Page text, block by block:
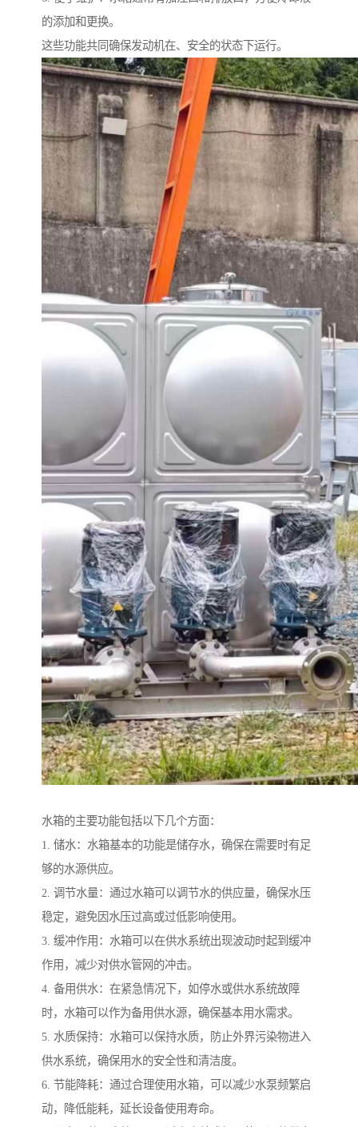
的添加和更换。
这些功能共同确保发动机在、安全的状态下运行。
水箱的主要功能包括以下几个方面：
1. 储水：水箱基本的功能是储存水，确保在需要时有足
够的水源供应。
2. 调节水量：通过水箱可以调节水的供应量，确保水压
稳定，避免因水压过高或过低影响使用。
3. 缓冲作用：水箱可以在供水系统出现波动时起到缓冲
作用，减少对供水管网的冲击。
4. 备用供水：在紧急情况下，如停水或供水系统故障
时，水箱可以作为备用供水源，确保基本用水需求。
5. 水质保持：水箱可以保持水质，防止外界污染物进入
供水系统，确保用水的安全性和清洁度。
6. 节能降耗：通过合理使用水箱，可以减少水泵频繁启
动，降低能耗，延长设备使用寿命。